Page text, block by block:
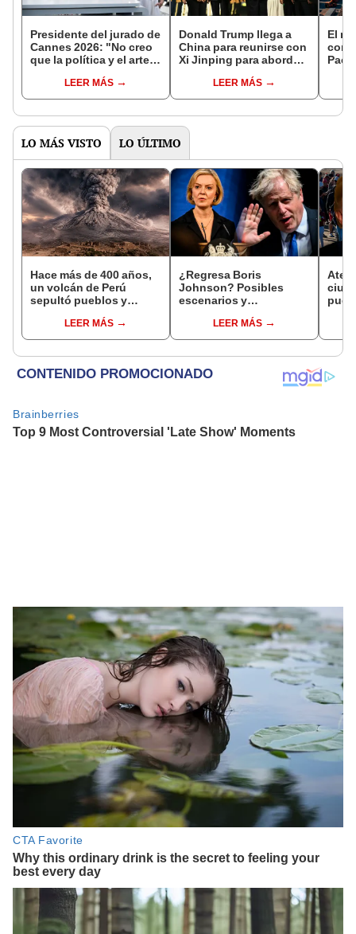
Presidente del jurado de
Cannes 2026: "No creo
que la política y el arte
LEER MÁS
Donald Trump llega a
China para reunirse con
Xi Jinping para abordar
Irán y la relación
bilateral
LEER MÁS
El
LO MÁS VISTO LO ÚLTIMO
Hace más de 400 años,
un volcán de Perú
sepultó pueblos y
veranos más fríos de la
historia: sigue bajo
LEER MÁS
¿Regresa Boris
Johnson? Posibles
escenarios y
renuncia de Liz Truss
LEER MÁS